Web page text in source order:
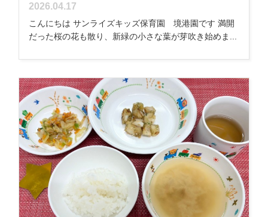
2026.04.17
こんにちは サンライズキッズ保育園 境港園です 満開
だった桜の花も散り、新緑の小さな葉が芽吹き始めま...